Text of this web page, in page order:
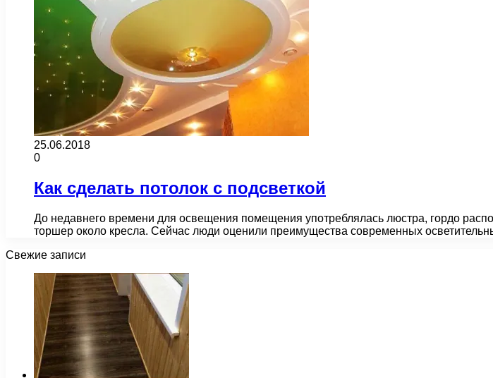
25.06.2018
0
Как сделать потолок с подсветкой
До недавнего времени для освещения помещения употреблялась люстра, гордо
торшер около кресла. Сейчас люди оценили преимущества современных
Свежие записи